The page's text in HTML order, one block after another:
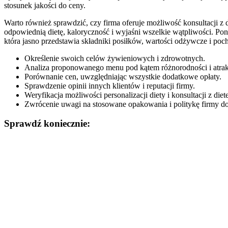
stosunek jakości do ceny.
Warto również sprawdzić, czy firma oferuje możliwość konsultacji z
odpowiednią dietę, kaloryczność i wyjaśni wszelkie wątpliwości.
która jasno przedstawia składniki posiłków, wartości odżywcze i
Określenie swoich celów żywieniowych i zdrowotnych.
Analiza proponowanego menu pod kątem różnorodności i
Porównanie cen, uwzględniając wszystkie dodatkowe opłaty.
Sprawdzenie opinii innych klientów i reputacji firmy.
Weryfikacja możliwości personalizacji diety i konsultacji z
Zwrócenie uwagi na stosowane opakowania i politykę firmy
Sprawdź koniecznie: